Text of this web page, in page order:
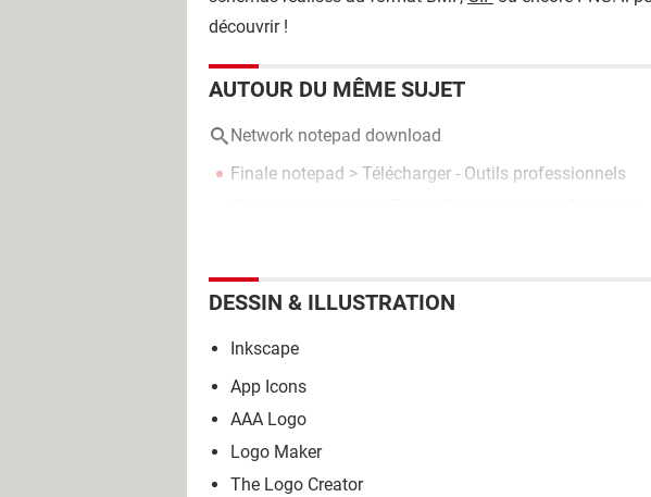
découvrir !
AUTOUR DU MÊME SUJET
Network notepad download
Finale notepad > Télécharger - Outils professionnels
DESSIN & ILLUSTRATION
Inkscape
App Icons
AAA Logo
Logo Maker
The Logo Creator